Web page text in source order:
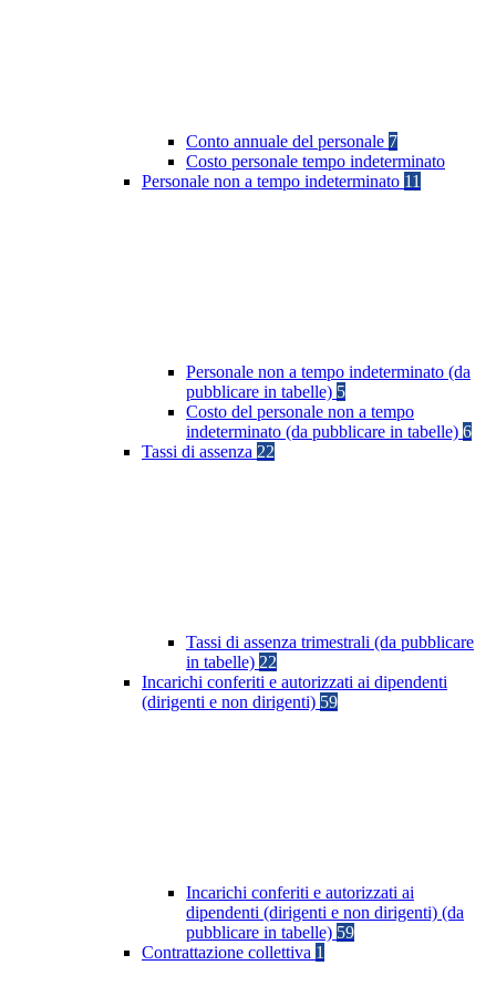
Conto annuale del personale 7
Costo personale tempo indeterminato
Personale non a tempo indeterminato 11
Personale non a tempo indeterminato (da
pubblicare in tabelle) 5
Costo del personale non a tempo
indeterminato (da pubblicare in tabelle) 6
Tassi di assenza 22
Tassi di assenza trimestrali (da pubblicare
in tabelle) 22
Incarichi conferiti e autorizzati ai dipendenti
(dirigenti e non dirigenti) 59
Incarichi conferiti e autorizzati ai
dipendenti (dirigenti e non dirigenti) (da
pubblicare in tabelle) 59
Contrattazione collettiva 1